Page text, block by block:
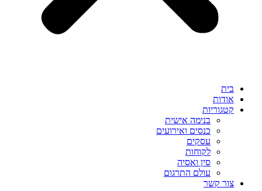
בית
אודות
קטגוריות
בנימה אישית
כנסים ואירועים
עסקים
לקוחות
סין ואסיה
עולם התרגום
צור קשר